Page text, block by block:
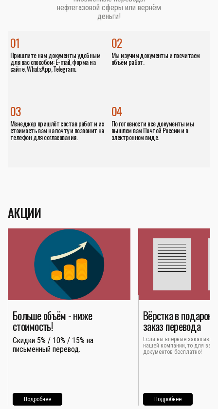
нефтегазовой сферы или вернём
деньги!
01
Пришлите нам документы удобным
для вас способом: E-mail, форма на
сайте, WhatsApp, Telegram.
02
Мы изучим документы и посчитаем
объём работ.
04
По готовности все документы мы
вышлем вам Почтой России и в
электронном виде.
03
Менеджер пришлёт состав работ и их
стоимость вам на почту и позвонит на
телефон для согласования.
АКЦИИ
Больше объём - ниже
стоимость!
Скидки 5% / 10% / 15% на
письменный перевод.
Подробнее
Вёрстка в подарок
заказ перевода
Если вы впервые
нашей компании, то для вас
документов бесплатно!
Подробнее